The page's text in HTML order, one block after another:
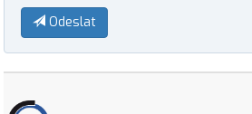
Odeslat